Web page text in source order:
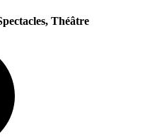
Théâtre